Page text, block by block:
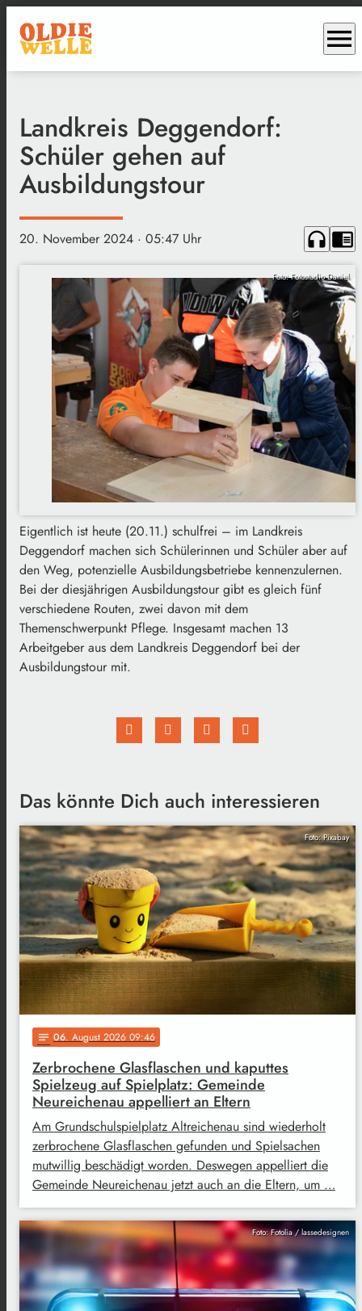
menu
Landkreis Deggendorf:
Schüler gehen auf
Ausbildungstour
20. November 2024 · 05:47 Uhr headphones chrome_reader_mode
Foto: Fotostudio Daniel
Eigentlich ist heute (20.11.) schulfrei – im Landkreis
Deggendorf machen sich Schülerinnen und Schüler aber auf
den Weg, potenzielle Ausbildungsbetriebe kennenzulernen.
Bei der diesjährigen Ausbildungstour gibt es gleich fünf
verschiedene Routen, zwei davon mit dem
Themenschwerpunkt Pflege. Insgesamt machen 13
Arbeitgeber aus dem Landkreis Deggendorf bei der
Ausbildungstour mit.
Das könnte Dich auch interessieren
Foto: Pixabay
notes 06. August 2026 09:46
Zerbrochene Glasflaschen und kaputtes
Spielzeug auf Spielplatz: Gemeinde
Neureichenau appelliert an Eltern
Am Grundschulspielplatz Altreichenau sind wiederholt
zerbrochene Glasflaschen gefunden und Spielsachen
mutwillig beschädigt worden. Deswegen appelliert die
Gemeinde Neureichenau jetzt auch an die Eltern, um …
Foto: Fotolia / lassedesignen